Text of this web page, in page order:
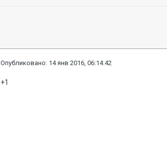
Опубликовано: 14 янв 2016, 06:14:42
+1